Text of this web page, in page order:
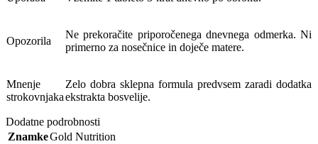
Opozorila
Ne prekoračite priporočenega dnevnega odmerka. Ni
primerno za nosečnice in doječe matere.
Mnenje
strokovnjaka
Zelo dobra sklepna formula predvsem zaradi dodatka
ekstrakta bosvelije.
Dodatne podrobnosti
ZnamkeGold Nutrition